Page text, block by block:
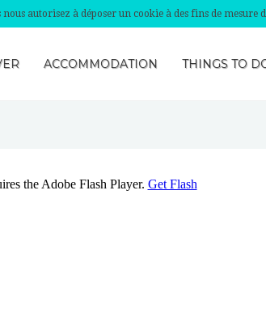
autorisez à déposer un cookie à des fins de mesure
ACCOMMODATION THINGS TO